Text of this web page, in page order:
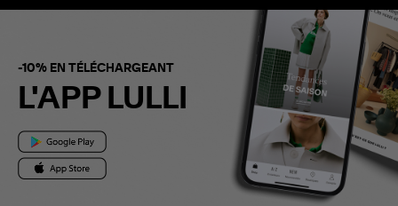
-10% EN TÉLÉCHARGEANT
L'APP LULLI